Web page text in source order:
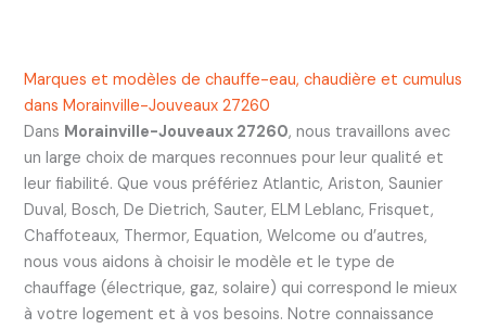
Marques et modèles de chauffe-eau, chaudière et cumulus
dans Morainville-Jouveaux 27260
Dans Morainville-Jouveaux 27260, nous travaillons avec
un large choix de marques reconnues pour leur qualité et
leur fiabilité. Que vous préfériez Atlantic, Ariston, Saunier
Duval, Bosch, De Dietrich, Sauter, ELM Leblanc, Frisquet,
Chaffoteaux, Thermor, Equation, Welcome ou d’autres,
nous vous aidons à choisir le modèle et le type de
chauffage (électrique, gaz, solaire) qui correspond le mieux
à votre logement et à vos besoins. Notre connaissance